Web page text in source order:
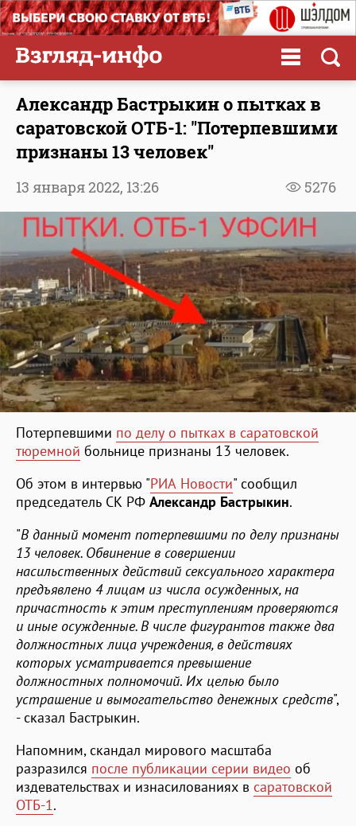
Александр Бастрыкин о пытках в
саратовской ОТБ-1: "Потерпевшими
признаны 13 человек"
5276
13 января 2022, 13:26
Потерпевшими по делу о пытках в саратовской
тюремной больнице признаны 13 человек.
Об этом в интервью "РИА Новости" сообщил
председатель СК РФ Александр Бастрыкин.
"В данный момент потерпевшими по делу признаны
13 человек. Обвинение в совершении
насильственных действий сексуального характера
предъявлено 4 лицам из числа осужденных, на
причастность к этим преступлениям проверяются
и иные осужденные. В числе фигурантов также два
должностных лица учреждения, в действиях
которых усматривается превышение
должностных полномочий. Их целью было
устрашение и вымогательство денежных средств",
- сказал Бастрыкин.
Напомним, скандал мирового масштаба
разразился после публикации серии видео об
издевательствах и изнасилованиях в саратовской
ОТБ-1 .